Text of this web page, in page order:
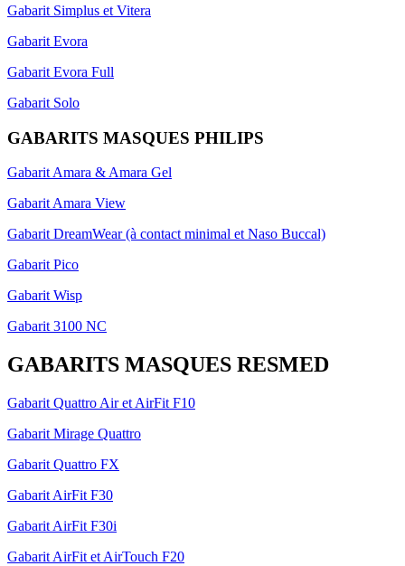
Gabarit Simplus et Vitera
Gabarit Evora
Gabarit Evora Full
Gabarit Solo
GABARITS MASQUES PHILIPS
Gabarit Amara & Amara Gel
Gabarit Amara View
Gabarit DreamWear (à contact minimal et Naso Buccal)
Gabarit Pico
Gabarit Wisp
Gabarit 3100 NC
GABARITS MASQUES RESMED
Gabarit Quattro Air et AirFit F10
Gabarit Mirage Quattro
Gabarit Quattro FX
Gabarit AirFit F30
Gabarit AirFit F30i
Gabarit AirFit et AirTouch F20